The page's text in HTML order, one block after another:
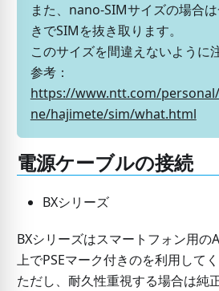
また、nano-SIMサイズの場合
きでSIMを抜き取ります。
このサイズを間違えないように
参考：
https://www.ntt.com/
ne/hajimete/sim/what.html
電源ケーブルの接続
BXシリーズ
BXシリーズはスマートフォン用の
上でPSEマーク付きのを利用してく
ただし、耐久性重視する場合は純